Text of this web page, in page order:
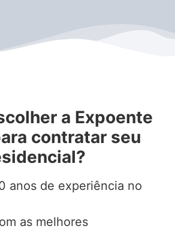
a Expoente
contratar seu
anos de experiência no
as melhores